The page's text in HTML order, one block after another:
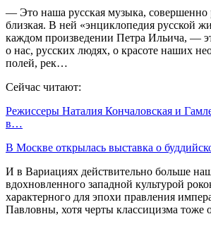
— Это наша русская музыка, совершенно
близкая. В ней «энциклопедия русской
каждом произведении Петра Ильича, —
о нас, русских людях, о красоте наших
полей, рек…
Сейчас читают:
Режиссеры Наталия Кончаловская и
в…
В Москве открылась выставка о
И в Вариациях действительно больше
вдохновленного западной культурой
характерного для эпохи правления
Павловны, хотя черты классицизма тоже